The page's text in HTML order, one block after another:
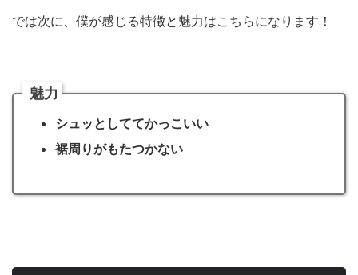
では次に、僕が感じる特徴と魅力はこちらになります！
魅力
シュッとしててかっこいい
裾周りがもたつかない